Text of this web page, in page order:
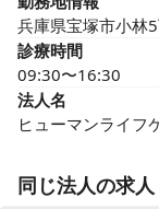
兵庫県宝塚市小林
診療時間
09:30〜16:30
法人名
ヒューマンライフ
同じ法人の求人